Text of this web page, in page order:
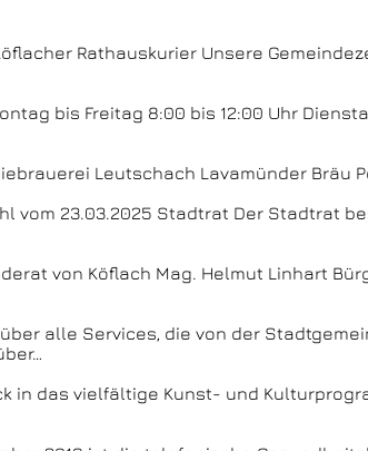
Rathauskurier Unsere
bis Freitag 8:00 bis 12:00 Uhr
Leutschach Lavamünder Bräu
vom 23.03.2025 Stadtrat Der Stadtrat
von Köflach Mag. Helmut Linhart
alle Services, die von der
in das vielfältige Kunst- und